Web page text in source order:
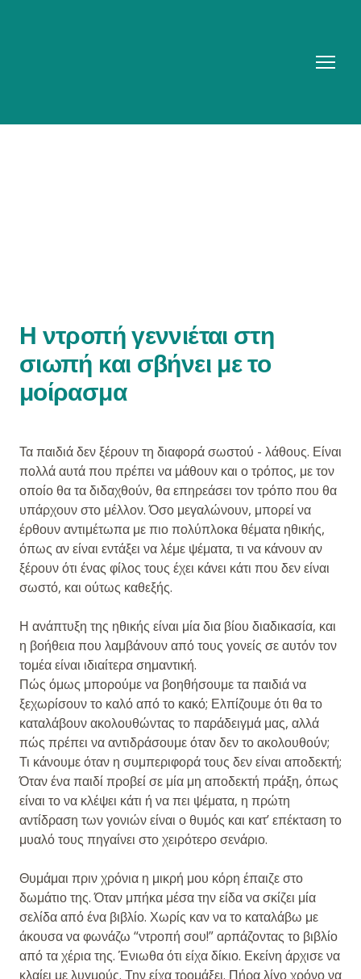
Η ντροπή γεννιέται στη
σιωπή και σβήνει με το
μοίρασμα
Τα παιδιά δεν ξέρουν τη διαφορά σωστού - λάθους. Είναι
πολλά αυτά που πρέπει να μάθουν και ο τρόπος, με τον
οποίο θα τα διδαχθούν, θα επηρεάσει τον τρόπο που θα
υπάρχουν στο μέλλον. Όσο μεγαλώνουν, μπορεί να
έρθουν αντιμέτωπα με πιο πολύπλοκα θέματα ηθικής,
όπως αν είναι εντάξει να λέμε ψέματα, τι να κάνουν αν
ξέρουν ότι ένας φίλος τους έχει κάνει κάτι που δεν είναι
σωστό, και ούτως καθεξής.
Η ανάπτυξη της ηθικής είναι μία δια βίου διαδικασία, και
η βοήθεια που λαμβάνουν από τους γονείς σε αυτόν τον
τομέα είναι ιδιαίτερα σημαντική.
Πώς όμως μπορούμε να βοηθήσουμε τα παιδιά να
ξεχωρίσουν το καλό από το κακό; Ελπίζουμε ότι θα το
καταλάβουν ακολουθώντας το παράδειγμά μας, αλλά
πώς πρέπει να αντιδράσουμε όταν δεν το ακολουθούν;
Τι κάνουμε όταν η συμπεριφορά τους δεν είναι αποδεκτή;
Όταν ένα παιδί προβεί σε μία μη αποδεκτή πράξη, όπως
είναι το να κλέψει κάτι ή να πει ψέματα, η πρώτη
αντίδραση των γονιών είναι ο θυμός και κατ’ επέκταση το
μυαλό τους πηγαίνει στο χειρότερο σενάριο.
Θυμάμαι πριν χρόνια η μικρή μου κόρη έπαιζε στο
δωμάτιο της. Όταν μπήκα μέσα την είδα να σκίζει μία
σελίδα από ένα βιβλίο. Χωρίς καν να το καταλάβω με
άκουσα να φωνάζω “ντροπή σου!” αρπάζοντας το βιβλίο
από τα χέρια της. Ένιωθα ότι είχα δίκιο. Εκείνη άρχισε να
κλαίει με λυγμούς. Την είχα τρομάξει. Πήρα λίγο χρόνο να